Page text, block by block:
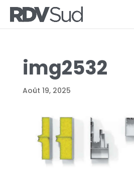
img2532
Août 19, 2025